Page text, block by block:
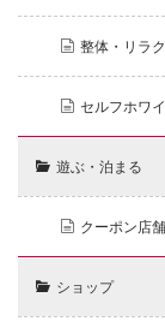
整体・リラ
セルフホワ
遊ぶ・泊まる
クーポン店舗
ショップ